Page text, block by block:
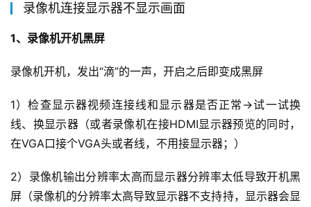
录像机连接显示器不显示画面
1、录像机开机黑屏
录像机开机，发出“滴”的一声，开启之后即变成黑屏
1）检查显示器视频连接线和显示器是否正常→试一试换
线、换显示器（或者录像机在接HDMI显示器预览的同时，
在VGA口接个VGA头或者线，不用接显示器；）
2）录像机输出分辨率太高而显示器分辨率太低导致开机黑
屏（录像机的分辨率太高导致显示器不支持持，显示器会显